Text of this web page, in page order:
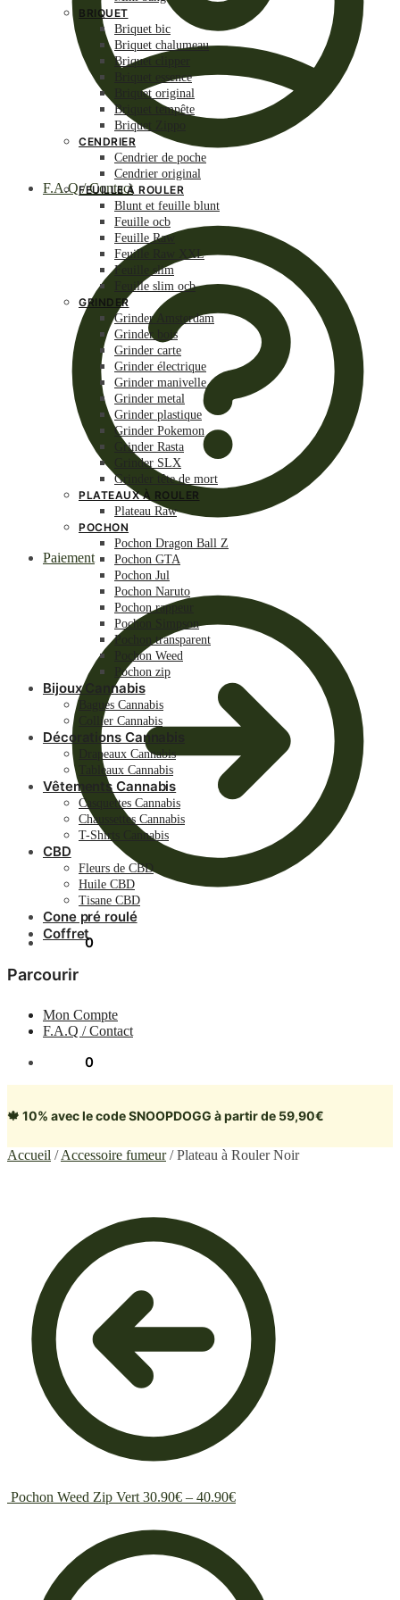
F.A.Q / Contact
Paiement
0.00€ 0
BRIQUET
Briquet bic
Briquet chalumeau
Briquet clipper
Briquet essence
Briquet original
Briquet tempête
Briquet Zippo
CENDRIER
Cendrier de poche
Cendrier original
FEUILLE À ROULER
Blunt et feuille blunt
Feuille ocb
Feuille Raw
Feuille Raw XXL
Feuille slim
Feuille slim ocb
GRINDER
Grinder Amsterdam
Grinder bois
Grinder carte
Grinder électrique
Grinder manivelle
Grinder metal
Grinder plastique
Grinder Pokemon
Grinder Rasta
Grinder SLX
Grinder tête de mort
PLATEAUX À ROULER
Plateau Raw
POCHON
Pochon Dragon Ball Z
Pochon GTA
Pochon Jul
Pochon Naruto
Pochon rappeur
Pochon Simpson
Pochon transparent
Pochon Weed
Pochon zip
Bijoux Cannabis
Bagues Cannabis
Collier Cannabis
Décorations Cannabis
Drapeaux Cannabis
Tableaux Cannabis
Vêtements Cannabis
Casquettes Cannabis
Chaussettes Cannabis
T-Shirts Cannabis
CBD
Fleurs de CBD
Huile CBD
Tisane CBD
Cone pré roulé
Coffret
Parcourir
Mon Compte
F.A.Q / Contact
0
🍁 10% avec le code SNOOPDOGG à partir de 59,90€
Accueil /Accessoire fumeur/Plateau à Rouler Noir
Pochon Weed Zip Vert 30.90€ – 40.90€